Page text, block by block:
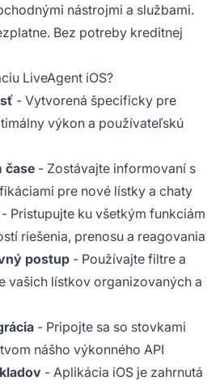
nástrojmi a službami.
Bez potreby kreditnej
LiveAgent iOS?
- Vytvorená špecificky pre
výkon a používateľskú
čase - Zostávajte informovaní s
pre nové lístky a chaty
- Pristupujte ku všetkým funkciám
riešenia, prenosu a reagovania
postup - Používajte filtre a
vašich lístkov organizovaných a
- Pripojte sa so stovkami
nášho výkonného API
- Aplikácia iOS je zahrnutá